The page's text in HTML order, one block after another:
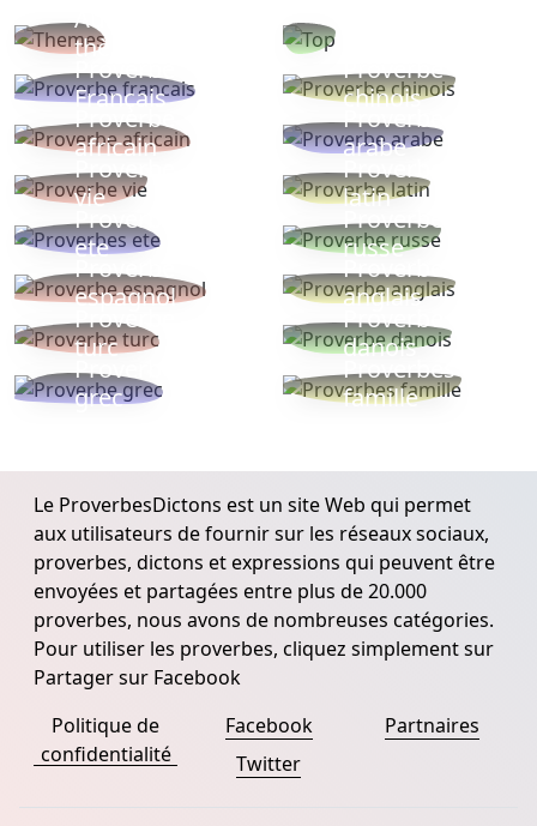
Autres
thèmes
Proverbe
Français
Proverbe
chinois
Proverbe
africain
Proverbe
arabe
Proverbe
vie
Proverbe
latin
Proverbes
ete
Proverbe
russe
Proverbe
espagnol
Proverbe
anglais
Proverbe
turc
Proverbe
danois
Proverbe
grec
Proverbes
famille
Le ProverbesDictons est un site Web qui permet
aux utilisateurs de fournir sur les réseaux sociaux,
proverbes, dictons et expressions qui peuvent être
envoyées et partagées entre plus de 20.000
proverbes, nous avons de nombreuses catégories.
Pour utiliser les proverbes, cliquez simplement sur
Partager sur Facebook
Politique de
confidentialité
Facebook
Twitter
Partnaires